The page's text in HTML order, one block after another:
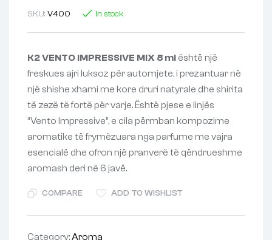
SKU: V400 In stock
K2 VENTO IMPRESSIVE MIX 8 ml është një
freskues ajri luksoz për automjete, i prezantuar në
një shishe xhami me kore druri natyrale dhe shirita
të zezë të fortë për varje. Është pjese e linjës
“Vento Impressive”, e cila përmban kompozime
aromatike të frymëzuara nga parfume me vajra
esencialë dhe ofron një pranverë të qëndrueshme
aromash deri në 6 javë.
COMPARE ADD TO WISHLIST
Category:Aroma